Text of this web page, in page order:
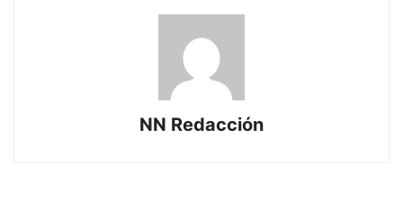
NN Redacción